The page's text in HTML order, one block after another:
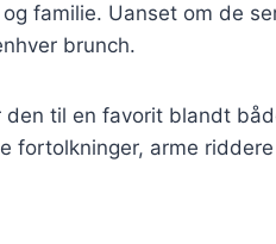
familie. Uanset om de
brunch.
til en favorit blandt
fortolkninger, arme